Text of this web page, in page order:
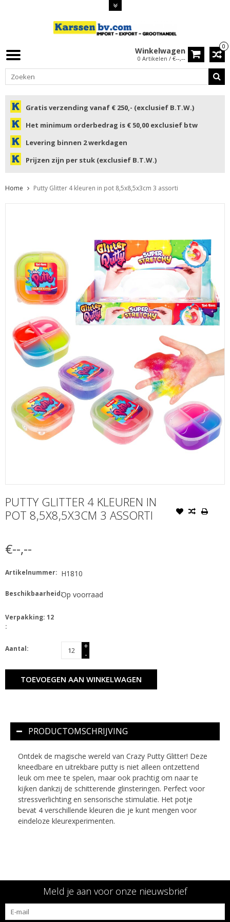
0
Winkelwagen
0 Artikelen / €--,--
Gratis verzending vanaf € 250,- (exclusief B.T.W.)
Het minimum orderbedrag is € 50,00 exclusief btw
Levering binnen 2 werkdagen
Prijzen zijn per stuk (exclusief B.T.W.)
Home Putty Glitter 4 kleuren in pot 8,5x8,5x3cm 3 assorti
PUTTY GLITTER 4 KLEUREN IN
POT 8,5X8,5X3CM 3 ASSORTI
€--,--
Artikelnummer: H1810
Beschikbaarheid:Op voorraad
Verpakking: 12
:
Aantal:
+
-
TOEVOEGEN AAN WINKELWAGEN
PRODUCTOMSCHRIJVING
Ontdek de magische wereld van Crazy Putty Glitter! Deze
kneedbare en uitrekbare putty is niet alleen ontzettend
leuk om mee te spelen, maar ook prachtig om naar te
kijken dankzij de schitterende glinsteringen. Perfect voor
stressverlichting en sensorische stimulatie. Het potje
bevat 4 verschillende kleuren die je kunt mengen voor
eindeloze kleurexperimenten.
Meld je aan voor onze nieuwsbrief